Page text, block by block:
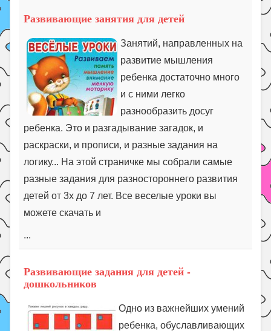
Развивающие занятия для детей
Занятий, направленных на
развитие мышления
ребенка достаточно много
и с ними легко
разнообразить досуг
ребенка. Это и разгадывание загадок, и
раскраски, и прописи, и разные задания на
логику... На этой страничке мы собрали самые
разные задания для разностороннего развития
детей от 3х до 7 лет. Все веселые уроки вы
можете скачать и
...
Развивающие задания для детей -
дошкольников
Одно из важнейших умений
ребенка, обуславливающих